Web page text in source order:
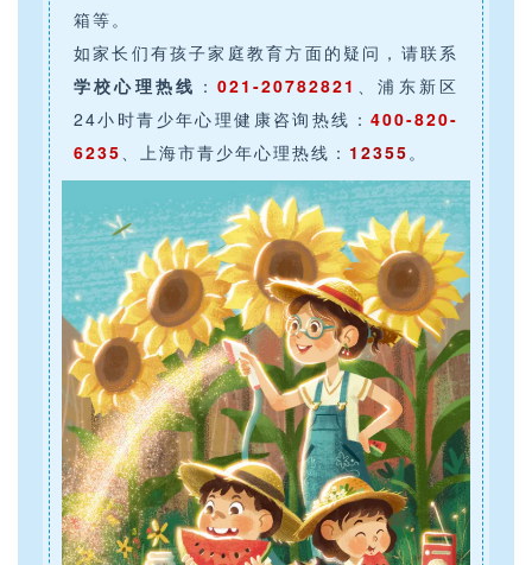
箱等。
如家长们有孩子家庭教育方面的疑问，请联系
学校心理热线 ： 021-20782821 、浦东新区
24小时青少年心理健康咨询热线：400-820-
6235、上海市青少年心理热线： 12355。